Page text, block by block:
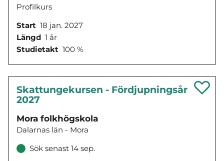
Profilkurs
Start 18 jan. 2027
Längd 1 år
Studietakt 100 %
Skattungekursen - Fördjupningsår
2027
Mora folkhögskola
Dalarnas län - Mora
Sök senast 14 sep.